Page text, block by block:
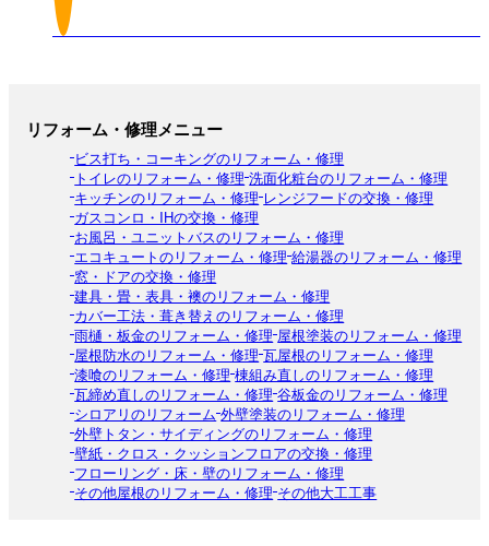
リフォーム・修理メニュー
ビス打ち・コーキングのリフォーム・修理
トイレのリフォーム・修理 洗面化粧台のリフォーム・修理
キッチンのリフォーム・修理 レンジフードの交換・修理
ガスコンロ・IHの交換・修理
お風呂・ユニットバスのリフォーム・修理
エコキュートのリフォーム・修理 給湯器のリフォーム・修理
窓・ドアの交換・修理
建具・畳・表具・襖のリフォーム・修理
カバー工法・葺き替えのリフォーム・修理
雨樋・板金のリフォーム・修理 屋根塗装のリフォーム・修理
屋根防水のリフォーム・修理 瓦屋根のリフォーム・修理
漆喰のリフォーム・修理 棟組み直しのリフォーム・修理
瓦締め直しのリフォーム・修理 谷板金のリフォーム・修理
シロアリのリフォーム 外壁塗装のリフォーム・修理
外壁トタン・サイディングのリフォーム・修理
壁紙・クロス・クッションフロアの交換・修理
フローリング・床・壁のリフォーム・修理
その他屋根のリフォーム・修理 その他大工工事